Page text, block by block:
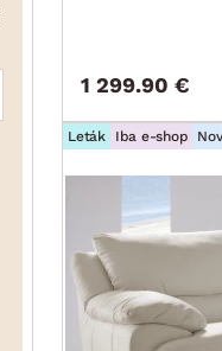
1 299.90 €
Leták Iba e-shop